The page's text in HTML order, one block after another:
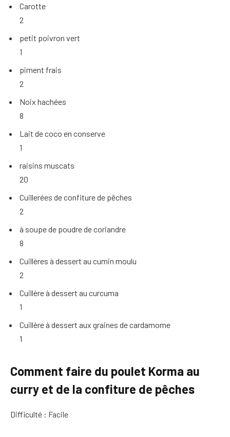
Carotte
2
petit poivron vert
1
piment frais
2
Noix hachées
8
Lait de coco en conserve
1
raisins muscats
20
Cuillerées de confiture de pêches
2
à soupe de poudre de coriandre
8
Cuillères à dessert au cumin moulu
2
Cuillère à dessert au curcuma
1
Cuillère à dessert aux graines de cardamome
1
Comment faire du poulet Korma au
curry et de la confiture de pêches
Difficulté : Facile